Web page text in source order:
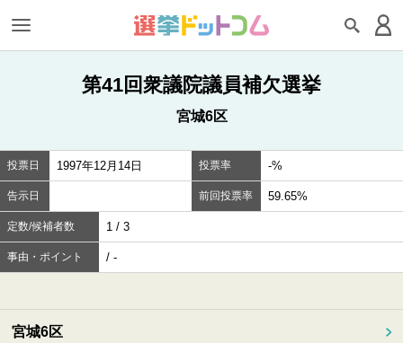
第41回衆議院議員補欠選挙
宮城6区
投票日 1997年12月14日 投票率 -%
告示日 前回投票率 59.65%
定数/候補者数 1 / 3
事由・ポイント / -
宮城6区